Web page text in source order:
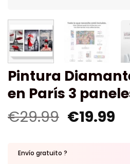
Pintura
en París 3
€29.99 €19.99
Envío gratuito ?